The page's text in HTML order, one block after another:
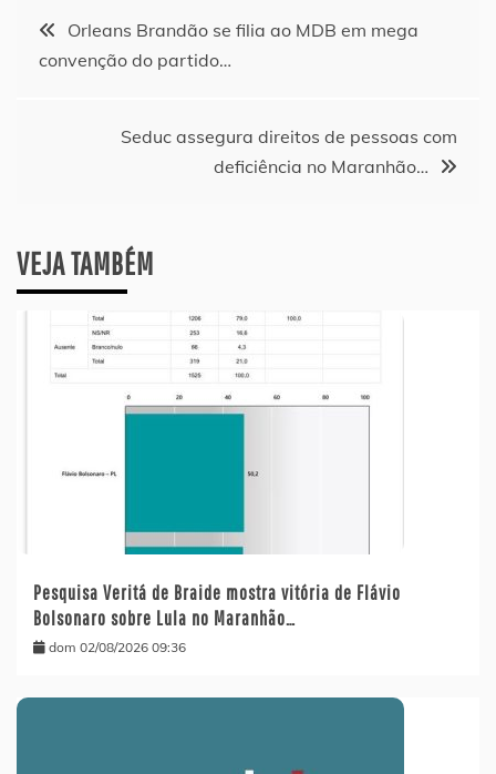
Navegação
Orleans Brandão se filia ao MDB em mega
convenção do partido…
Seduc assegura direitos de pessoas com
deficiência no Maranhão…
VEJA TAMBÉM
Pesquisa Veritá de Braide mostra vitória de Flávio
Bolsonaro sobre Lula no Maranhão…
dom 02/08/2026 09:36